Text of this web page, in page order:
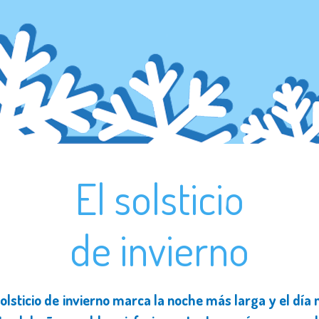
El solsticio
de invierno
de invierno marca la noche más larga y el día